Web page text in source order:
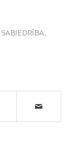
SABIEDRĪBA,